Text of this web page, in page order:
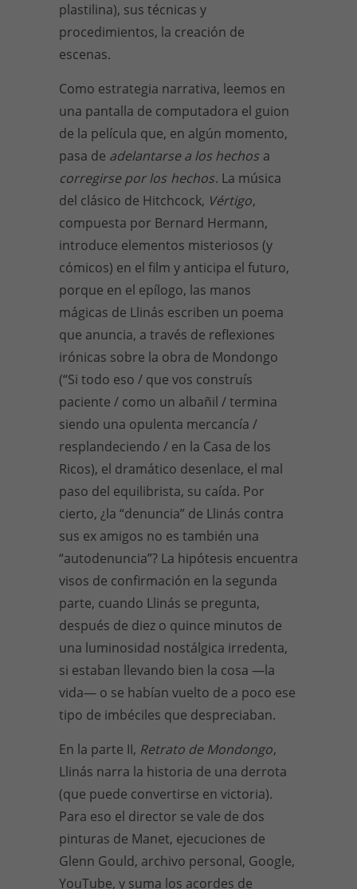
plastilina), sus técnicas y
procedimientos, la creación de
escenas.
Como estrategia narrativa, leemos en
una pantalla de computadora el guion
de la película que, en algún momento,
pasa de adelantarse a los hechos a
corregirse por los hechos. La música
del clásico de Hitchcock, Vértigo,
compuesta por Bernard Hermann,
introduce elementos misteriosos (y
cómicos) en el film y anticipa el futuro,
porque en el epílogo, las manos
mágicas de Llinás escriben un poema
que anuncia, a través de reflexiones
irónicas sobre la obra de Mondongo
(“Si todo eso / que vos construís
paciente / como un albañil / termina
siendo una opulenta mercancía /
resplandeciendo / en la Casa de los
Ricos), el dramático desenlace, el mal
paso del equilibrista, su caída. Por
cierto, ¿la “denuncia” de Llinás contra
sus ex amigos no es también una
“autodenuncia”? La hipótesis encuentra
visos de confirmación en la segunda
parte, cuando Llinás se pregunta,
después de diez o quince minutos de
una luminosidad nostálgica irredenta,
si estaban llevando bien la cosa —la
vida— o se habían vuelto de a poco ese
tipo de imbéciles que despreciaban.
En la parte II, Retrato de Mondongo,
Llinás narra la historia de una derrota
(que puede convertirse en victoria).
Para eso el director se vale de dos
pinturas de Manet, ejecuciones de
Glenn Gould, archivo personal, Google,
YouTube, y suma los acordes de